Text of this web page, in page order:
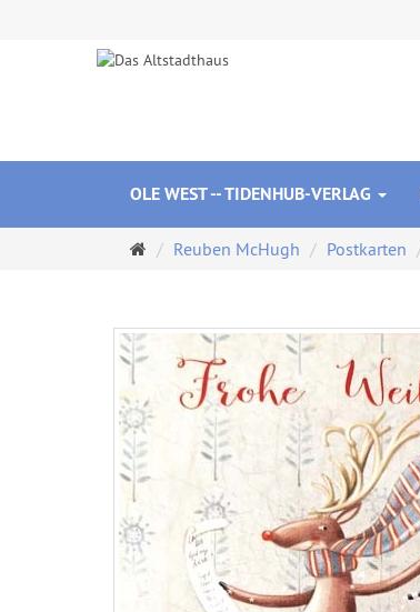
OLE WEST -- TIDENHUB-VERLAG
Startseite
Reuben McHugh Postkarten